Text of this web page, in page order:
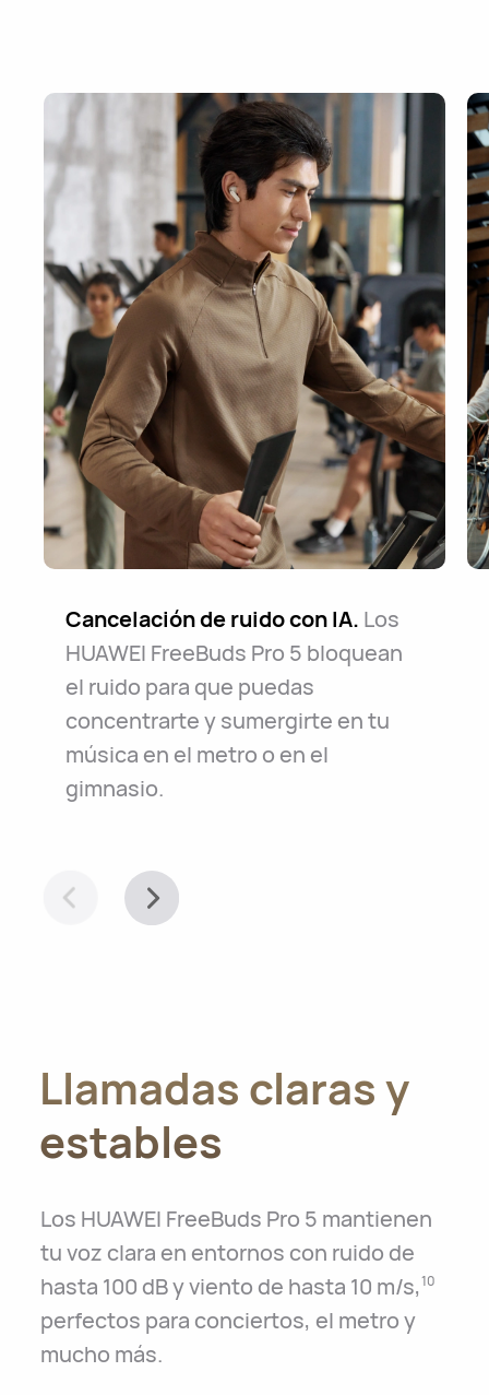
Cancelación de ruido con IA. Los
HUAWEI FreeBuds Pro 5 bloquean
el ruido para que puedas
concentrarte y sumergirte en tu
música en el metro o en el
gimnasio.
Llamadas claras y
estables
Los HUAWEI FreeBuds Pro 5 mantienen
tu voz clara en entornos con ruido de
hasta 100 dB y viento de hasta 10 m/s,10
perfectos para conciertos, el metro y
mucho más.